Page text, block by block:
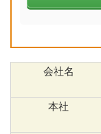
会社名
本社